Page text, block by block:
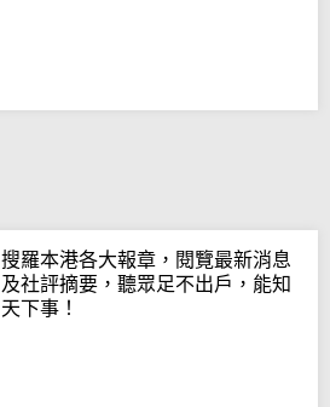
搜羅本港各大報章，閱覽最新消息
及社評摘要，聽眾足不出戶，能知
天下事！